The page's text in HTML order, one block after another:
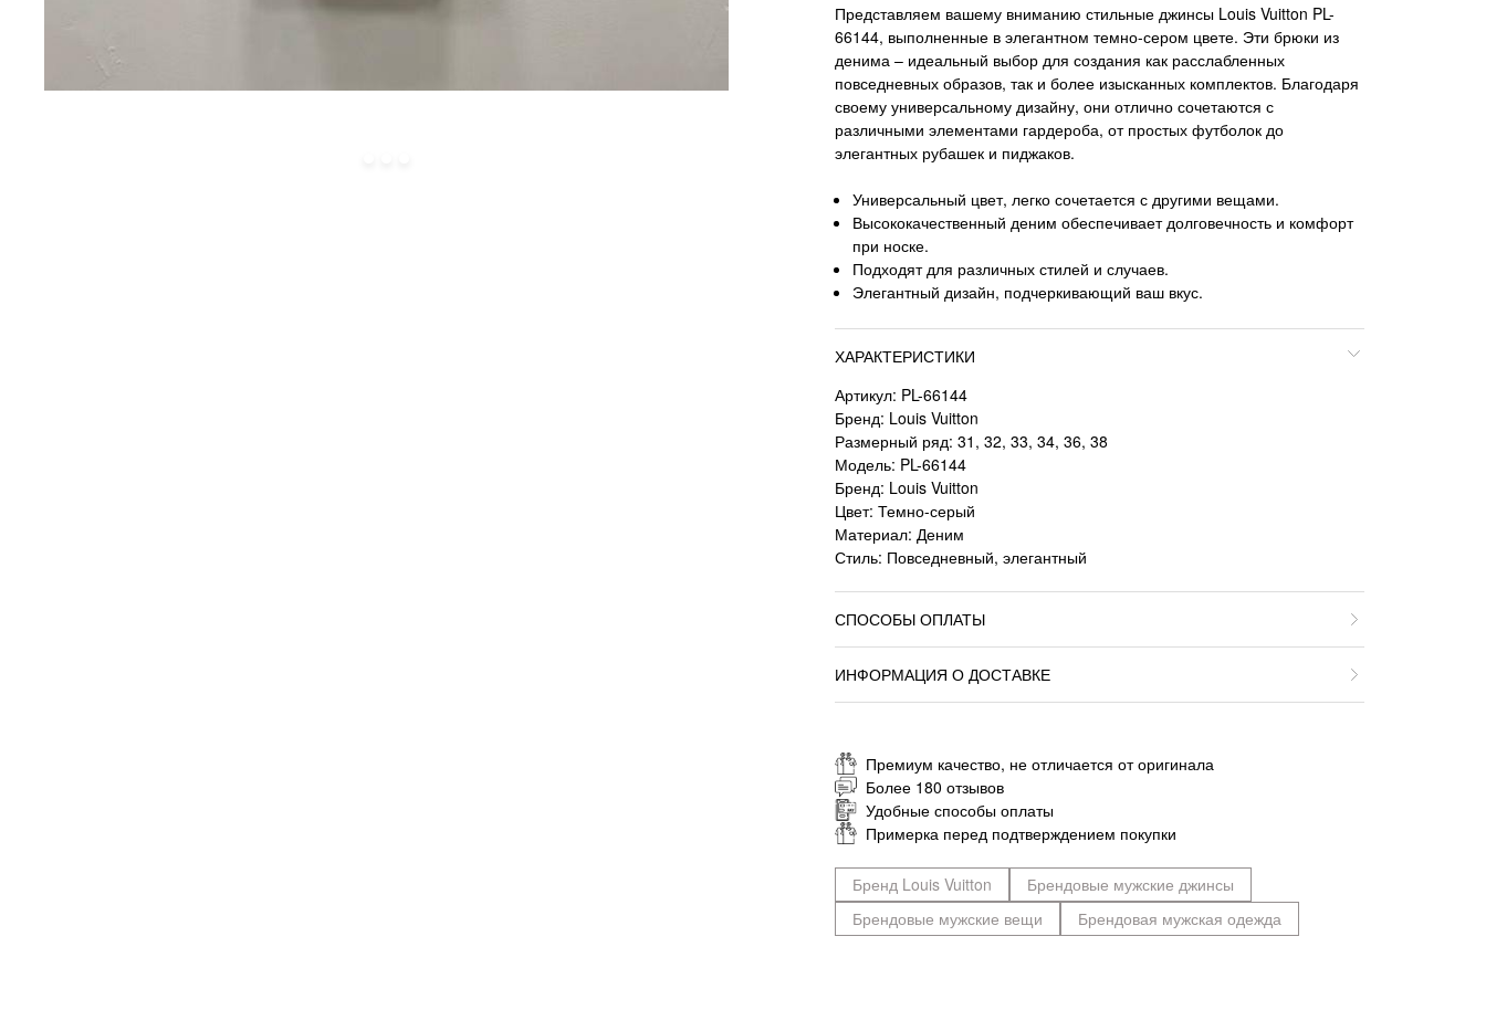
Представляем вашему вниманию стильные джинсы Louis Vuitton PL-
66144, выполненные в элегантном темно-сером цвете. Эти брюки из
денима – идеальный выбор для создания как расслабленных
повседневных образов, так и более изысканных комплектов. Благодаря
своему универсальному дизайну, они отлично сочетаются с
различными элементами гардероба, от простых футболок до
элегантных рубашек и пиджаков.
Универсальный цвет, легко сочетается с другими вещами.
Высококачественный деним обеспечивает долговечность и комфорт
при носке.
Подходят для различных стилей и случаев.
Элегантный дизайн, подчеркивающий ваш вкус.
ХАРАКТЕРИСТИКИ
Артикул: PL-66144
Бренд: Louis Vuitton
Размерный ряд: 31, 32, 33, 34, 36, 38
Модель: PL-66144
Бренд: Louis Vuitton
Цвет: Темно-серый
Материал: Деним
Стиль: Повседневный, элегантный
СПОСОБЫ ОПЛАТЫ
ИНФОРМАЦИЯ О ДОСТАВКЕ
Премиум качество, не отличается от оригинала
Более 180 отзывов
Удобные способы оплаты
Примерка перед подтверждением покупки
Бренд Louis Vuitton
Брендовые мужские джинсы
Брендовые мужские вещи
Брендовая мужская одежда